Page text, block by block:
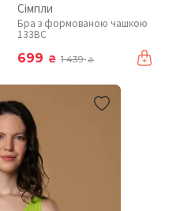
Сімпли
Бра з формованою чашкою
133BC
699 ₴ 1 439₴